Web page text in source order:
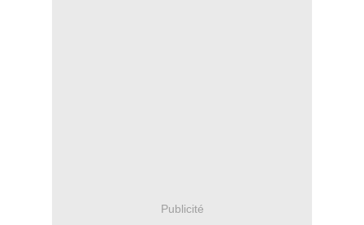
Publicité